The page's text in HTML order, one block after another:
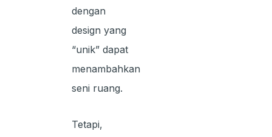
dengan
design yang
“unik” dapat
menambahkan
seni ruang.
Tetapi,